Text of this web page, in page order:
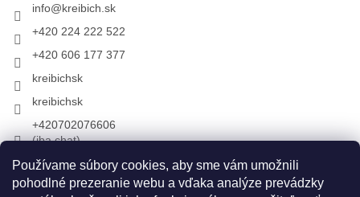
Používame súbory cookies, aby sme vám umožnili
pohodlné prezeranie webu a vďaka analýze prevádzky
info@kreibich.sk
+420 224 222 522
+420 606 177 377
kreibichsk
kreibichsk
+420702076606
(iba chat)
Prijímame online platby